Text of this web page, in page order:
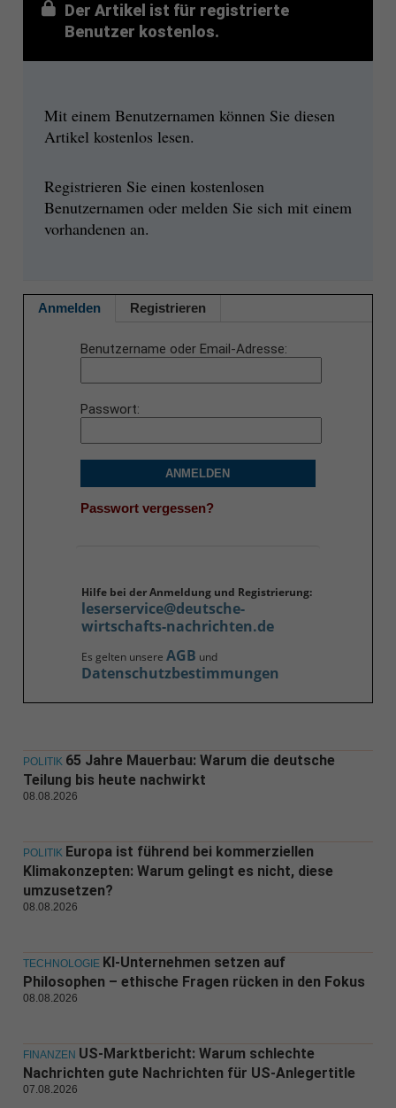
Der Artikel ist für registrierte
Benutzer kostenlos.
Mit einem Benutzernamen können Sie diesen
Artikel kostenlos lesen.
Registrieren Sie einen kostenlosen
Benutzernamen oder melden Sie sich mit einem
vorhandenen an.
Anmelden Registrieren
Benutzername oder Email-Adresse
Passwort
ANMELDEN
Passwort vergessen?
Hilfe bei der Anmeldung und Registrierung:
leserservice@deutsche-
wirtschafts-nachrichten.de
Es gelten unsere AGB und
Datenschutzbestimmungen
POLITIK 65 Jahre Mauerbau: Warum die deutsche
Teilung bis heute nachwirkt
08.08.2026
POLITIK Europa ist führend bei kommerziellen
Klimakonzepten: Warum gelingt es nicht, diese
umzusetzen?
08.08.2026
TECHNOLOGIE KI-Unternehmen setzen auf
Philosophen – ethische Fragen rücken in den Fokus
08.08.2026
FINANZEN US-Marktbericht: Warum schlechte
Nachrichten gute Nachrichten für US-Anlegertitle
07.08.2026